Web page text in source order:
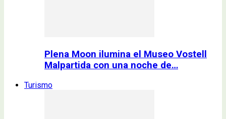
Plena Moon ilumina el Museo Vostell
Malpartida con una noche de…
Turismo